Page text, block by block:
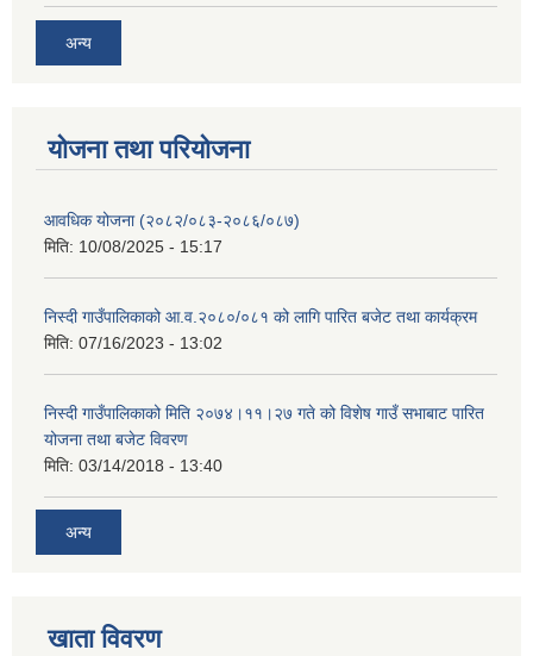
अन्य
योजना तथा परियोजना
आवधिक योजना (२०८२/०८३-२०८६/०८७)
मिति: 10/08/2025 - 15:17
निस्दी गाउँपालिकाको आ.व.२०८०/०८१ को लागि पारित बजेट तथा कार्यक्रम
मिति: 07/16/2023 - 13:02
निस्दी गाउँपालिकाको मिति २०७४।११।२७ गते को विशेष गाउँ सभाबाट पारित
योजना तथा बजेट विवरण
मिति: 03/14/2018 - 13:40
अन्य
खाता विवरण